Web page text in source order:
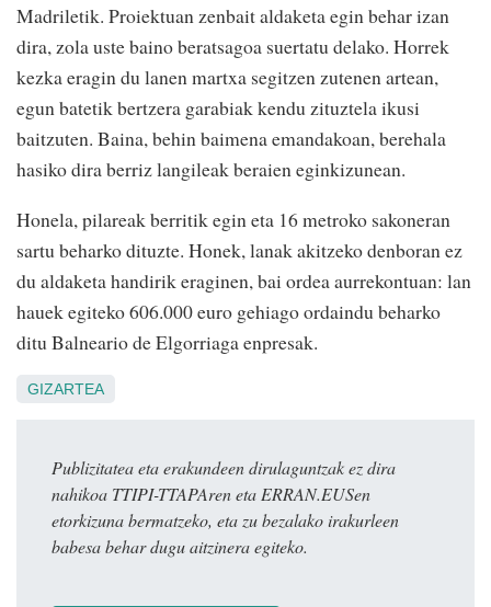
Madriletik. Proiektuan zenbait aldaketa egin behar izan
dira, zola uste baino beratsagoa suertatu delako. Horrek
kezka eragin du lanen martxa segitzen zutenen artean,
egun batetik bertzera garabiak kendu zituztela ikusi
baitzuten. Baina, behin baimena emandakoan, berehala
hasiko dira berriz langileak beraien eginkizunean.
Honela, pilareak berritik egin eta 16 metroko sakoneran
sartu beharko dituzte. Honek, lanak akitzeko denboran ez
du aldaketa handirik eraginen, bai ordea aurrekontuan: lan
hauek egiteko 606.000 euro gehiago ordaindu beharko
ditu Balneario de Elgorriaga enpresak.
GIZARTEA
Publizitatea eta erakundeen dirulaguntzak ez dira
nahikoa TTIPI-TTAPAren eta ERRAN.EUSen
etorkizuna bermatzeko, eta zu bezalako irakurleen
babesa behar dugu aitzinera egiteko.